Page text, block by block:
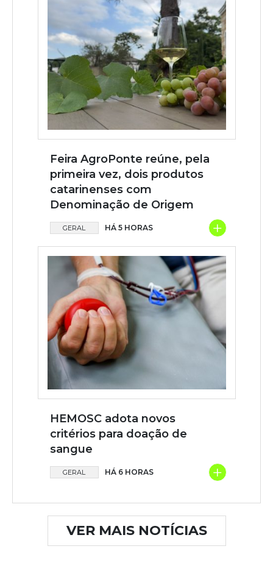
Feira AgroPonte reúne, pela
primeira vez, dois produtos
catarinenses com
Denominação de Origem
GERAL HÁ 5 HORAS +
HEMOSC adota novos
critérios para doação de
sangue
GERAL HÁ 6 HORAS +
VER MAIS NOTÍCIAS